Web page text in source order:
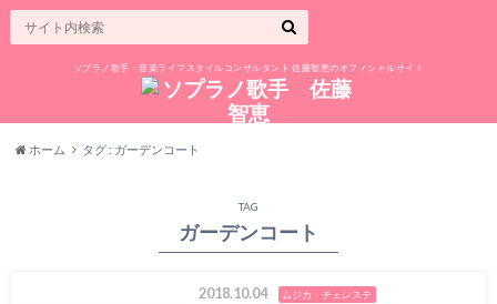
ソプラノ歌手・音楽ライフスタイルコンサルタント 佐藤智恵のオフィシャルサイト
ホーム タグ : ガーデンコート
TAG
ガーデンコート
2018.10.04 ムジカ・チェレステ